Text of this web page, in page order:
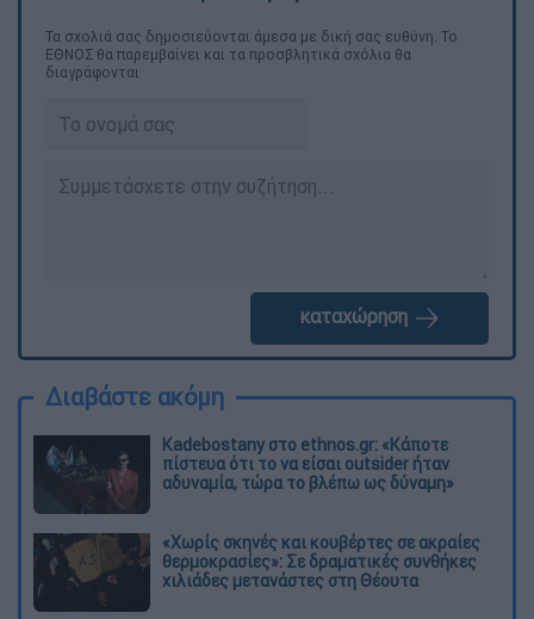
Τα σχολιά σας δημοσιεύονται άμεσα με δική σας ευθύνη. Το
ΕΘΝΟΣ θα παρεμβαίνει και τα προσβλητικά σχόλια θα
διαγράφονται
καταχώρηση
Διαβάστε ακόμη
Kadebostany στο ethnos.gr: «Κάποτε
πίστευα ότι το να είσαι outsider ήταν
αδυναμία, τώρα το βλέπω ως δύναμη»
«Χωρίς σκηνές και κουβέρτες σε ακραίες
θερμοκρασίες»: Σε δραματικές συνθήκες
χιλιάδες μετανάστες στη Θέουτα